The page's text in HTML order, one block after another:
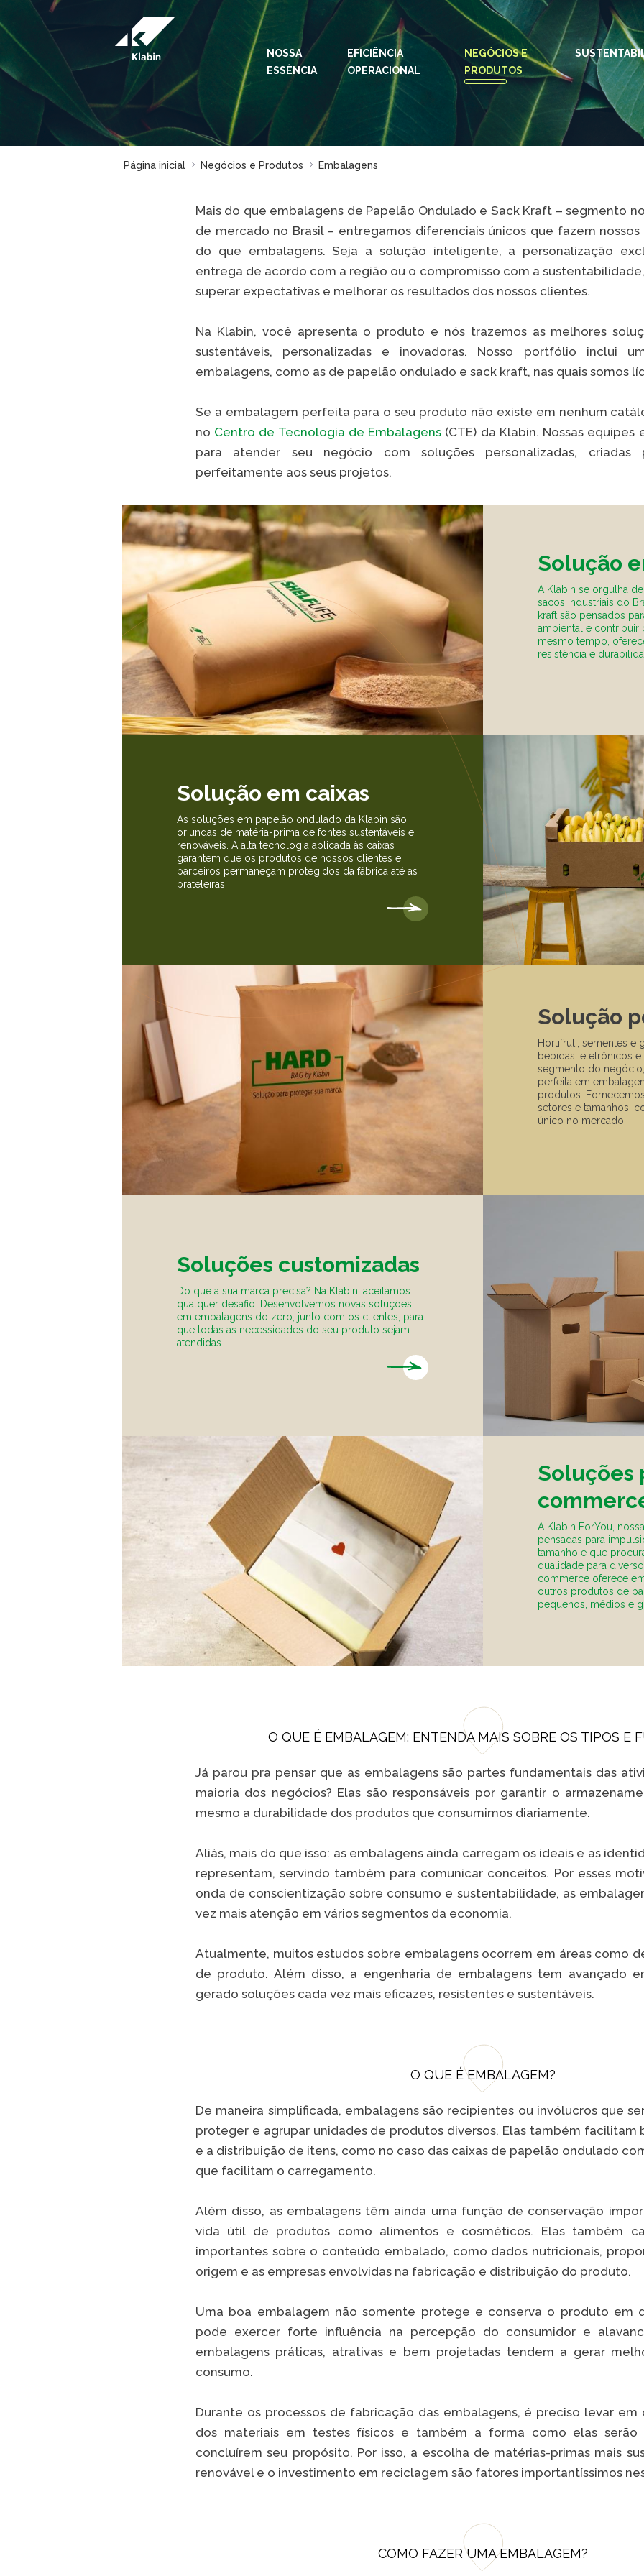
Pular para o Conteúdo principal
NOSSA
ESSÊNCIA
EFICIÊNCIA
OPERACIONAL
NEGÓCIOS E
PRODUTOS
IDIOMAS: PT EN
ESPAÇOS KLABIN
Relações com
Investidores
Klabin
Todas Florestas
Importam
Painel ASG
VER
Página inicial Negócios e Produtos Embalagens
Mais do que embalagens de Papelão Ondulado e Sack Kraft – segmento
de mercado no Brasil – entregamos diferenciais únicos que fazem
do que embalagens. Seja a solução inteligente, a personalização
entrega de acordo com a região ou o compromisso com a
superar expectativas e melhorar os resultados dos nossos clientes.
Na Klabin, você apresenta o produto e nós trazemos as melhores
sustentáveis, personalizadas e inovadoras. Nosso portfólio inclui
embalagens, como as de papelão ondulado e sack kraft, nas quais somos
Se a embalagem perfeita para o seu produto não existe em nenhum
no Centro de Tecnologia de Embalagens (CTE) da Klabin. Nossas
para atender seu negócio com soluções personalizadas, criadas
perfeitamente aos seus projetos.
Solução
A Klabin se orgulha
sacos industriais do
kraft são pensados
ambiental e contribuir
mesmo tempo,
resistência e
Solução em caixas
As soluções em papelão ondulado da Klabin são
oriundas de matéria-prima de fontes sustentáveis e
renováveis. A alta tecnologia aplicada às caixas
garantem que os produtos de nossos clientes e
parceiros permaneçam protegidos da fábrica até as
prateleiras.
Solução
Hortifruti, sementes e
bebidas, eletrônicos
segmento do
perfeita em
produtos.
setores e tamanhos,
único no mercado.
Soluções customizadas
Do que a sua marca precisa? Na Klabin, aceitamos
qualquer desafio. Desenvolvemos novas soluções
em embalagens do zero, junto com os clientes, para
que todas as necessidades do seu produto sejam
atendidas.
Soluções
A Klabin ForYou,
pensadas para
tamanho e que
qualidade para
commerce oferece
outros produtos de
pequenos, médios e
O QUE É EMBALAGEM: ENTENDA MAIS SOBRE OS TIPOS E
Já parou pra pensar que as embalagens são partes fundamentais das
maioria dos negócios? Elas são responsáveis por garantir o
mesmo a durabilidade dos produtos que consumimos diariamente.
Aliás, mais do que isso: as embalagens ainda carregam os ideais e as
representam, servindo também para comunicar conceitos. Por esses
onda de conscientização sobre consumo e sustentabilidade, as
vez mais atenção em vários segmentos da economia.
Atualmente, muitos estudos sobre embalagens ocorrem em áreas como
de produto. Além disso, a engenharia de embalagens tem avançado
gerado soluções cada vez mais eficazes, resistentes e sustentáveis.
O QUE É EMBALAGEM?
De maneira simplificada, embalagens são recipientes ou invólucros que
proteger e agrupar unidades de produtos diversos. Elas também facilitam
e a distribuição de itens, como no caso das caixas de papelão ondulado
que facilitam o carregamento.
Além disso, as embalagens têm ainda uma função de conservação
vida útil de produtos como alimentos e cosméticos. Elas também
importantes sobre o conteúdo embalado, como dados nutricionais,
origem e as empresas envolvidas na fabricação e distribuição do produto.
Uma boa embalagem não somente protege e conserva o produto em
pode exercer forte influência na percepção do consumidor e
embalagens práticas, atrativas e bem projetadas tendem a gerar
consumo.
Durante os processos de fabricação das embalagens, é preciso levar
dos materiais em testes físicos e também a forma como elas serão
concluírem seu propósito. Por isso, a escolha de matérias-primas mais
renovável e o investimento em reciclagem são fatores importantíssimos
COMO FAZER UMA EMBALAGEM?